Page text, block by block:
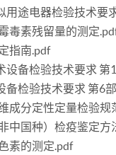
用途电器检验技术要
毒素残留量的测定
指南.pdf
设备检验技术要求
备检验技术要求 第6
成分定性定量检验规
中国种）检疫鉴定方
素的测定.pdf